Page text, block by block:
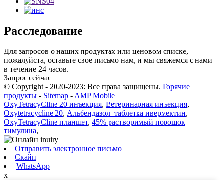
Расследование
Для запросов о наших продуктах или ценовом списке,
пожалуйста, оставьте свое письмо нам, и мы свяжемся с нами
в течение 24 часов.
Запрос сейчас
© Copyright - 2020-2023: Все права защищены. Горячие
продукты - Sitemap -AMP Mobile
OxyTetracyCline 20 инъекция, Ветеринарная инъекция,
Oxytetracycline 20, Альбендазол+таблетка ивермектин,
OxyTetracyCline планшет, 45% растворимый порошок
тимулина,
Отправить электронное письмо
Скайп
WhatsApp
x